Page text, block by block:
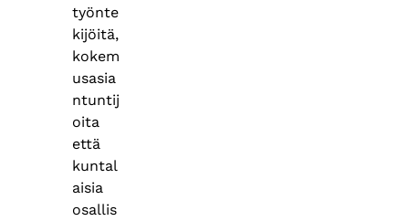
työnte
kijöitä,
kokem
usasia
ntuntij
oita
että
kuntal
aisia
osallis